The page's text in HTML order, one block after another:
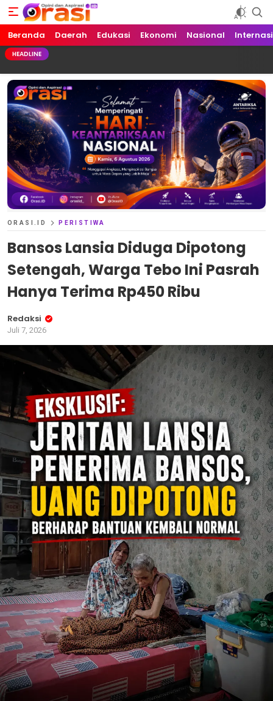
Orasi.ID
Opini dan Aspirasi!
Beranda Daerah Edukasi Ekonomi Nasional
HEADLINE
ORASI.ID PERISTIWA
Bansos Lansia Diduga Dipotong
Setengah, Warga Tebo Ini Pasrah
Hanya Terima Rp450 Ribu
Redaksi
Juli 7, 2026